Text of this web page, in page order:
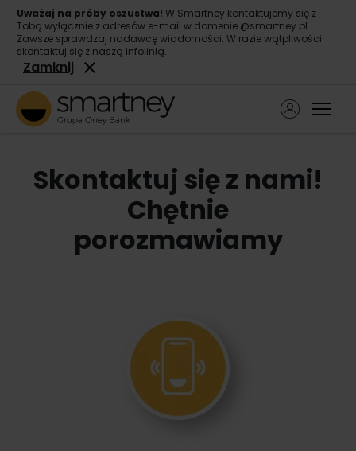
Uważaj na próby oszustwa! W Smartney kontaktujemy się z
Tobą wyłącznie z adresów e-mail w domenie @smartney.pl.
Zawsze sprawdzaj nadawcę wiadomości. W razie wątpliwości
skontaktuj się z naszą infolinią.
Zamknij
Pożyczka konsolidacyjna
O nas
Kontakt
Skontaktuj się z nami!
Chętnie
porozmawiamy